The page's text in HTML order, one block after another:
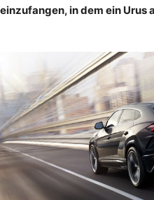
einzufangen, in dem ein Urus